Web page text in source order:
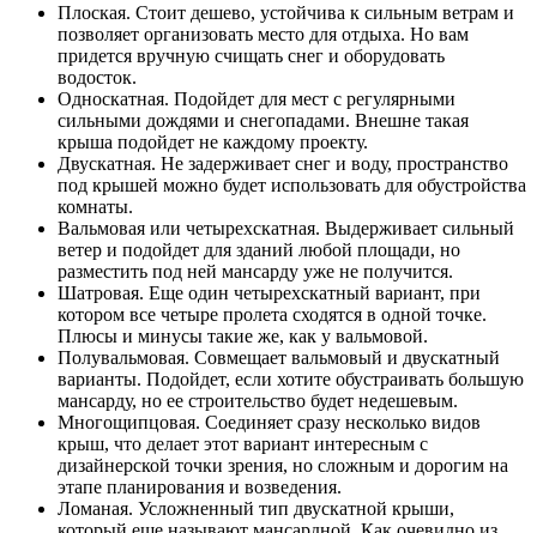
Плоская. Стоит дешево, устойчива к сильным ветрам и
позволяет организовать место для отдыха. Но вам
придется вручную счищать снег и оборудовать
водосток.
Односкатная. Подойдет для мест с регулярными
сильными дождями и снегопадами. Внешне такая
крыша подойдет не каждому проекту.
Двускатная. Не задерживает снег и воду, пространство
под крышей можно будет использовать для обустройства
комнаты.
Вальмовая или четырехскатная. Выдерживает сильный
ветер и подойдет для зданий любой площади, но
разместить под ней мансарду уже не получится.
Шатровая. Еще один четырехскатный вариант, при
котором все четыре пролета сходятся в одной точке.
Плюсы и минусы такие же, как у вальмовой.
Полувальмовая. Совмещает вальмовый и двускатный
варианты. Подойдет, если хотите обустраивать большую
мансарду, но ее строительство будет недешевым.
Многощипцовая. Соединяет сразу несколько видов
крыш, что делает этот вариант интересным с
дизайнерской точки зрения, но сложным и дорогим на
этапе планирования и возведения.
Ломаная. Усложненный тип двускатной крыши,